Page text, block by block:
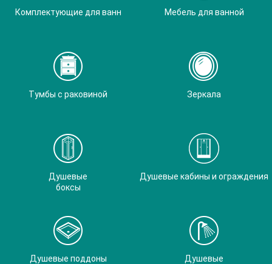
Комплектующие для ванн Мебель для ванной
Тумбы с раковиной Зеркала
Душевые
боксы
Душевые кабины и ограждения
Душевые поддоны
Душевые